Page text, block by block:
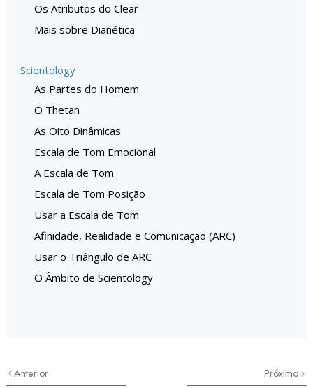
Os Atributos do Clear
Mais sobre Dianética
Scientology
As Partes do Homem
O Thetan
As Oito Dinâmicas
Escala de Tom Emocional
A Escala de Tom
Escala de Tom Posição
Usar a Escala de Tom
Afinidade, Realidade e Comunicação (ARC)
Usar o Triângulo de ARC
O Âmbito de Scientology
Anterior Próximo